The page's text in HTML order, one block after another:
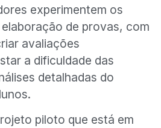
experimentem os
de provas, com
avaliações
a dificuldade das
detalhadas do
piloto que está em